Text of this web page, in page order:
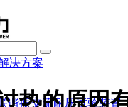
谐振交流耐压试验装置
决方案
热的原因